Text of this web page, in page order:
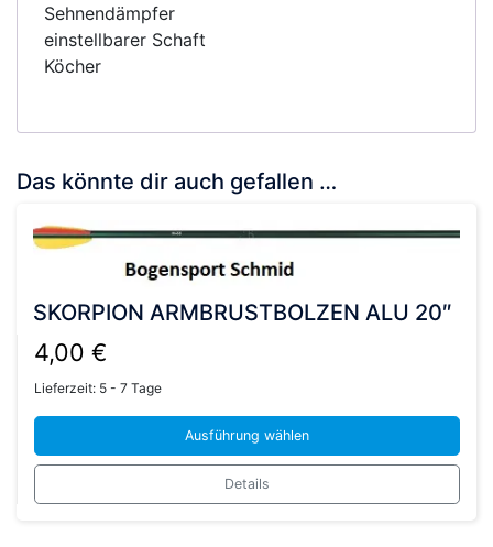
Sehnendämpfer
einstellbarer Schaft
Köcher
Das könnte dir auch gefallen …
SKORPION ARMBRUSTBOLZEN ALU 20″
4,00 €
Lieferzeit: 5 - 7 Tage
Ausführung wählen
Dieses
Produkt
Details